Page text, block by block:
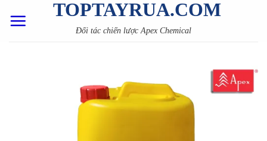
TOPTAYRUA.COM
Đối tác chiến lược Apex Chemical